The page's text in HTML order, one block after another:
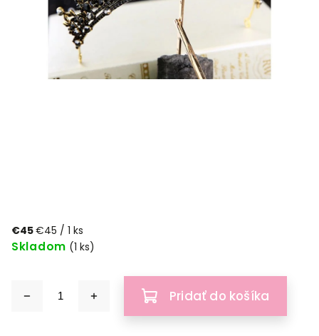
€45€45 / 1 ks
Skladom (1 ks)
Pridať do košíka